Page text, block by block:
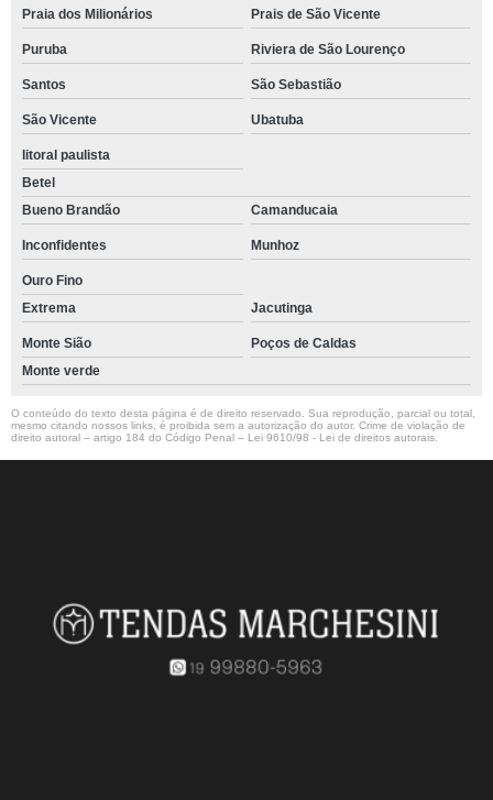
Praia dos Milionários Prais de São Vicente
Puruba Riviera de São Lourenço
Santos São Sebastião
São Vicente Ubatuba
litoral paulista
Betel
Bueno Brandão
Camanducaia
Inconfidentes Munhoz
Ouro Fino
Extrema
Jacutinga
Monte Sião
Poços de Caldas
Monte verde
O conteúdo do texto desta página é de direito reservado. Sua reprodução, parcial ou total,
mesmo citando nossos links, é proibida sem a autorização do autor. Crime de violação de
direito autoral – artigo 184 do Código Penal – Lei 9610/98 - Lei de direitos autorais